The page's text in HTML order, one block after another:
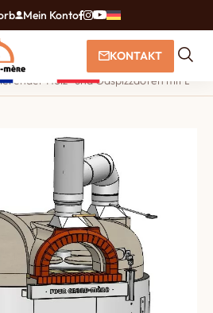
Mein Konto
KONTAKT
Holz- und Gaspizzaofen mit